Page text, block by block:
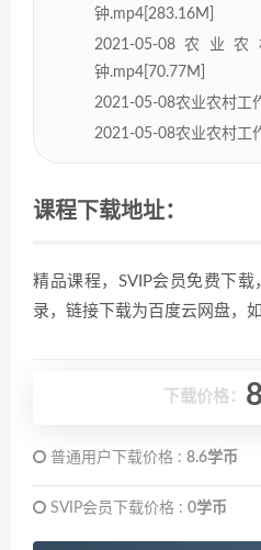
钟.mp4[283.16M]
2021-05-08农业
钟.mp4[70.77M]
2021-05-08农业农村工
2021-05-08农业农村工
课程下载地址：
精品课程，SVIP会员免费下
录，链接下载为百度云网盘，
下载价格：
普通用户下载价格 : 8.6学币
SVIP会员下载价格 : 0学币